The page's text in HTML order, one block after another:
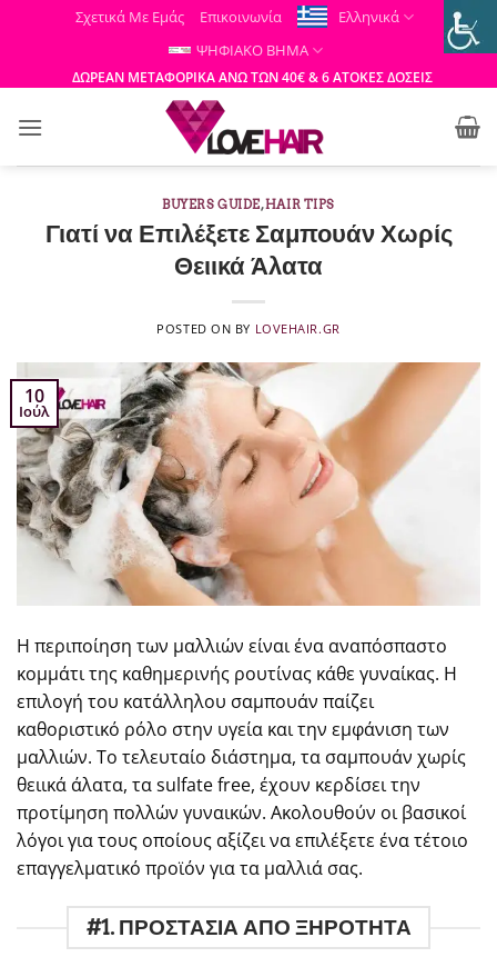
Μετάβαση
περιεχόμενο
Σχετικά Με Εμάς Επικοινωνία
Ελληνικά
ΨΗΦΙΑΚΟ ΒΗΜΑ
ΔΩΡΕΑΝ ΜΕΤΑΦΟΡΙΚΑ ΑΝΩ ΤΩΝ 40€ & 6 ΑΤΟΚΕΣ ΔΟΣΕΙΣ
BUYERS GUIDE,HAIR TIPS
Γιατί να Επιλέξετε Σαμπουάν Χωρίς
Θειικά Άλατα
POSTED ON BY LOVEHAIR.GR
10
Ιούλ
Η περιποίηση των μαλλιών είναι ένα αναπόσπαστο
κομμάτι της καθημερινής ρουτίνας κάθε γυναίκας. Η
επιλογή του κατάλληλου σαμπουάν παίζει
καθοριστικό ρόλο στην υγεία και την εμφάνιση των
μαλλιών. Το τελευταίο διάστημα, τα σαμπουάν χωρίς
θειικά άλατα, τα sulfate free, έχουν κερδίσει την
προτίμηση πολλών γυναικών. Ακολουθούν οι βασικοί
λόγοι για τους οποίους αξίζει να επιλέξετε ένα τέτοιο
επαγγελματικό προϊόν για τα μαλλιά σας.
#1. ΠΡΟΣΤΑΣΙΑ ΑΠΟ ΞΗΡΟΤΗΤΑ